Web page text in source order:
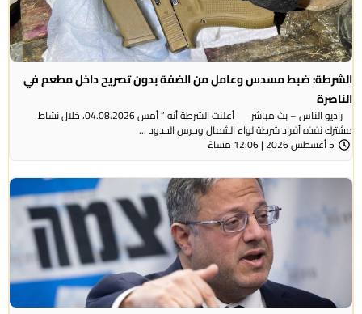
الشرطة: ضبط مسدس وعامل من الضفة بدون تصريح داخل مطعم في
الناصرة
راديو الناس – بث مباشر أعلنت الشرطة أنه ” أمس 04.08.2026، خلال نشاط
مشترك نفذه أفراد شرطة لواء الشمال وحرس الحدود ...
5 أغسطس 2026 | 12:06 مساءً